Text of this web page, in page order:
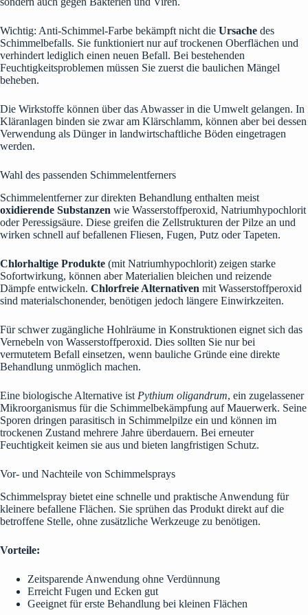
Wichtig: Anti-Schimmel-Farbe bekämpft nicht die Ursache des
Schimmelbefalls. Sie funktioniert nur auf trockenen Oberflächen und
verhindert lediglich einen neuen Befall. Bei bestehenden
Feuchtigkeitsproblemen müssen Sie zuerst die baulichen Mängel
beheben.
Die Wirkstoffe können über das Abwasser in die Umwelt gelangen. In
Kläranlagen binden sie zwar am Klärschlamm, können aber bei dessen
Verwendung als Dünger in landwirtschaftliche Böden eingetragen
werden.
Wahl des passenden Schimmelentferners
Schimmelentferner zur direkten Behandlung enthalten meist
oxidierende Substanzen wie Wasserstoffperoxid, Natriumhypochlorit
oder Peressigsäure. Diese greifen die Zellstrukturen der Pilze an und
wirken schnell auf befallenen Fliesen, Fugen, Putz oder Tapeten.
Chlorhaltige Produkte (mit Natriumhypochlorit) zeigen starke
Sofortwirkung, können aber Materialien bleichen und reizende
Dämpfe entwickeln. Chlorfreie Alternativen mit Wasserstoffperoxid
sind materialschonender, benötigen jedoch längere Einwirkzeiten.
Für schwer zugängliche Hohlräume in Konstruktionen eignet sich das
Vernebeln von Wasserstoffperoxid. Dies sollten Sie nur bei
vermutetem Befall einsetzen, wenn bauliche Gründe eine direkte
Behandlung unmöglich machen.
Eine biologische Alternative ist Pythium oligandrum, ein zugelassener
Mikroorganismus für die Schimmelbekämpfung auf Mauerwerk. Seine
Sporen dringen parasitisch in Schimmelpilze ein und können im
trockenen Zustand mehrere Jahre überdauern. Bei erneuter
Feuchtigkeit keimen sie aus und bieten langfristigen Schutz.
Vor- und Nachteile von Schimmelsprays
Schimmelspray bietet eine schnelle und praktische Anwendung für
kleinere befallene Flächen. Sie sprühen das Produkt direkt auf die
betroffene Stelle, ohne zusätzliche Werkzeuge zu benötigen.
Vorteile:
Zeitsparende Anwendung ohne Verdünnung
Erreicht Fugen und Ecken gut
Geeignet für erste Behandlung bei kleinen Flächen